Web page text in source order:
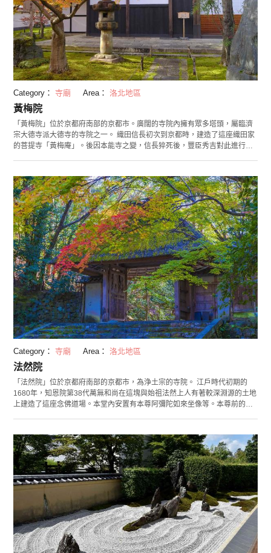
Category： 寺廟 Area： 洛北地區
黃梅院
「黃梅院」位於京都府南部的京都市。廣闊的寺院內擁有眾多塔頭，屬臨濟
宗大德寺派大德寺的寺院之一。 織田信長初次到京都時，建造了這座織田家
的菩提寺「黃梅庵」。後因本能寺之變，信長猝死後，豐臣秀吉對此進行擴
之地而聞名。另外，受豐臣秀吉政權的家臣小早川隆景的捐贈，還可觀賞到
作為禪宗寺院最古老的住持居所，以及加藤清正前往朝鮮出兵時帶回的吊鐘
等。這裡通常不對外開放，但每年春天和秋天都會進行特別公開。 御朱印由
作為書法家而聲名遠揚的小林太玄住持為每人親筆題字。
Category： 寺廟 Area： 洛北地區
法然院
「法然院」位於京都府南部的京都市，為浄土宗的寺院。 江戶時代初期的
1680年，知恩院第38代萬無和尚在這塊與始祖法然上人有著較深淵源的土地
上建造了這座念佛道場。本堂內安置有本尊阿彌陀如來坐像等。本尊前的須
但僅限本堂和方丈庭園，每年4月和11月的伽藍內特別公開期間可進行參
拜。其中源源不斷流淌的清泉「善氣水」，以及3月下旬至4月中旬開花的中
庭三銘椿（五色散椿、貴椿、花笠椿）都很值得觀賞。1977年原本為浴室的
地方被修繕為講堂後，還會舉辦一些演講會或演奏會等。這裡距離哲學之道
等的觀光名勝也交通便捷，有眾多觀光遊客前來拜訪。